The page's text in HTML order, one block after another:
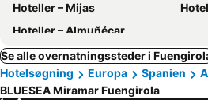
Hoteller – Mijas
Hoteller – Almuñécar
Se alle overnatningssteder i
Hotelsøgning
Europa Spanien
BLUESEA Miramar Fuengirola